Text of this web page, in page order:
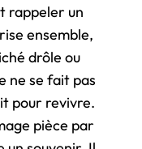
rappeler un
ensemble,
drôle ou
ne se fait pas
pour revivre.
pièce par